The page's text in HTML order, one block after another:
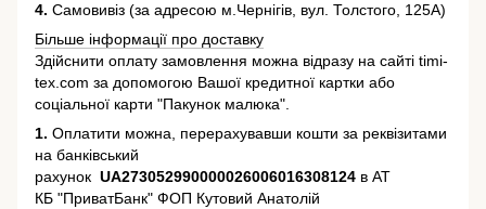
4. Самовивіз (за адресою м.Чернігів, вул. Толстого, 125А)
Більше інформації про доставку
Здійснити оплату замовлення можна відразу на сайті timi-
tex.com за допомогою Вашої кредитної картки або
соціальної карти "Пакунок малюка".
1. Оплатити можна, перерахувавши кошти за реквізитами
на банківський
рахунок UA273052990000026006016308124 в АТ
КБ "ПриватБанк" ФОП Кутовий Анатолій